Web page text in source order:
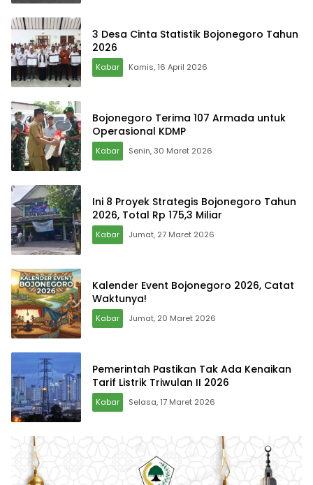
3 Desa Cinta Statistik Bojonegoro Tahun
2026
Kabar Kamis, 16 April 2026
Bojonegoro Terima 107 Armada untuk
Operasional KDMP
Kabar Senin, 30 Maret 2026
Ini 8 Proyek Strategis Bojonegoro Tahun
2026, Total Rp 175,3 Miliar
Kabar Jumat, 27 Maret 2026
Kalender Event Bojonegoro 2026, Catat
Waktunya!
Kabar Jumat, 20 Maret 2026
Pemerintah Pastikan Tak Ada Kenaikan
Tarif Listrik Triwulan II 2026
Kabar Selasa, 17 Maret 2026